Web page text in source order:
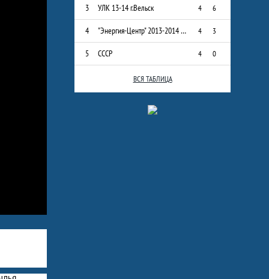
3 УЛК 13-14 г.Вельск 4 6
4 "Энергия-Центр" 2013-2014 г.р. 4 3
5 СССР 4 0
ВСЯ ТАБЛИЦА